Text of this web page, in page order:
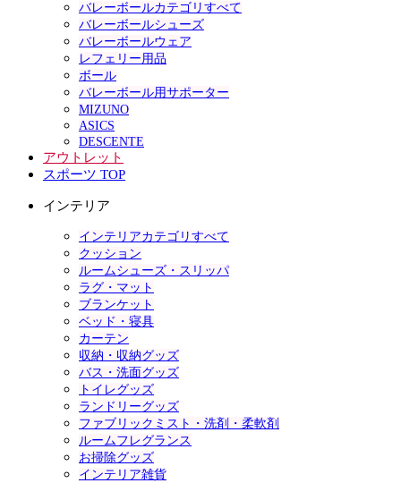
バレーボールカテゴリすべて
バレーボールシューズ
バレーボールウェア
レフェリー用品
ボール
バレーボール用サポーター
MIZUNO
ASICS
DESCENTE
アウトレット
スポーツ TOP
インテリア
インテリアカテゴリすべて
クッション
ルームシューズ・スリッパ
ラグ・マット
ブランケット
ベッド・寝具
カーテン
収納・収納グッズ
バス・洗面グッズ
トイレグッズ
ランドリーグッズ
ファブリックミスト・洗剤・柔軟剤
ルームフレグランス
お掃除グッズ
インテリア雑貨